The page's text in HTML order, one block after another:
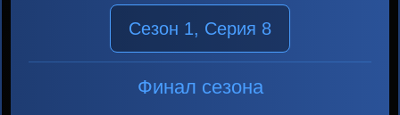
Сезон 1, Серия 8
Финал сезона